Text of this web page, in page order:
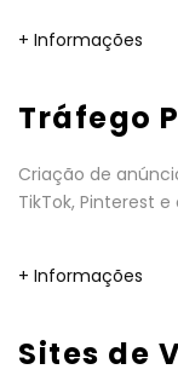
+ Informações
Tráfego
Criação de
TikTok, Pinterest e
+ Informações
Sites de